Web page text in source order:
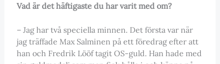
Vad är det häftigaste du har varit med om?
– Jag har två speciella minnen. Det första var när
jag träffade Max Salminen på ett föredrag efter att
han och Fredrik Lööf tagit OS-guld. Han hade med